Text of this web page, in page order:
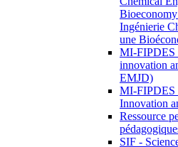
Ingénierie
une
MI-FIPDES
innovation
EMJD)
MI-FIPDES
Innovation
Ressource
SIF -